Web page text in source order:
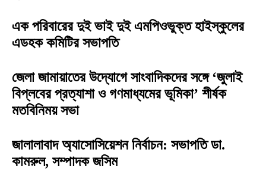
এক পরিবারের দুই ভাই দুই এমপিওভুক্ত হাইস্কুলের
এডহক কমিটির সভাপতি
জেলা জামায়াতের উদ্যোগে সাংবাদিকদের সঙ্গে ‘জুলাই
বিপ্লবের প্রত্যাশা ও গণমাধ্যমের ভূমিকা’ শীর্ষক
মতবিনিময় সভা
জালালাবাদ অ্যাসোসিয়েশন নির্বাচন: সভাপতি ডা.
কামরুল, সম্পাদক জসিম